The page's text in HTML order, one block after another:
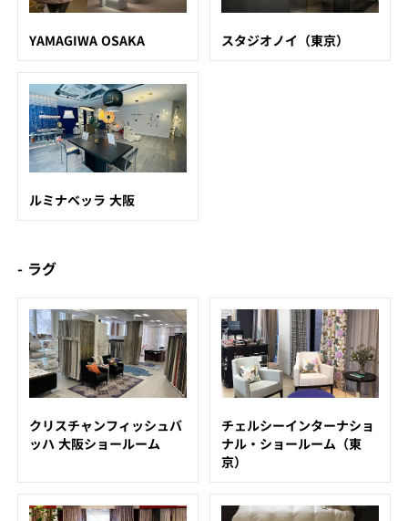
YAMAGIWA OSAKA スタジオノイ（東京）
ルミナベッラ 大阪
- ラグ
クリスチャンフィッシュバ
ッハ 大阪ショールーム
チェルシーインターナショ
ナル・ショールーム（東
京）